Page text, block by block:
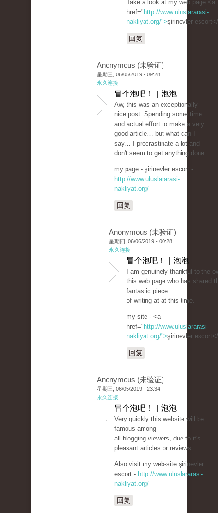
Take a look at my web page <a
href=" http://www.uluslararasi-
nakliyat.org/">şirinevler
回复
Anonymous (未验证)
星期三, 06/05/2019 - 09:28
永久连接
冒个泡吧！ | 泡泡
Aw, this was an exceptionally
nice post. Spending some time
and actual effort to make a very
good article… but what can I
say… I procrastinate a lot and
don't seem to get anything done.
my page - şirinevler escort -
http://www.uluslararasi-
nakliyat.org/
回复
Anonymous (未验证)
星期四, 06/06/2019 - 00:28
永久连接
冒个泡吧！ | 泡泡
I am genuinely thankful to the
this web page who has shared
fantastic piece
of writing at at this time.
my site - <a
href=" http://www.uluslararasi-
nakliyat.org/">şirinevler
回复
Anonymous (未验证)
星期三, 06/05/2019 - 23:34
永久连接
冒个泡吧！ | 泡泡
Very quickly this website will be
famous among
all blogging viewers, due to it's
pleasant articles or reviews
Also visit my web-site şirinevler
escort - http://www.uluslararasi-
nakliyat.org/
回复